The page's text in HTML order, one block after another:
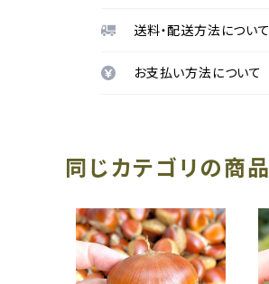
送料・配送方法について
お支払い方法について
同じカテゴリの商品